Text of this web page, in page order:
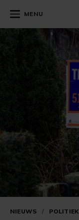
MENU
NIEUWS / POLITIEK